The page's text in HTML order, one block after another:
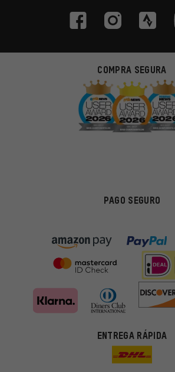
COMPRA SEGURA
PAGO SEGURO
ENTREGA RÁPIDA